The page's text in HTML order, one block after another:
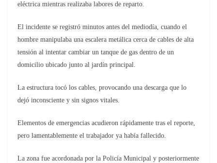
eléctrica mientras realizaba labores de reparto.
El incidente se registró minutos antes del mediodía, cuando el
hombre manipulaba una escalera metálica cerca de cables de alta
tensión al intentar cambiar un tanque de gas dentro de un
domicilio ubicado junto al jardín principal.
La estructura tocó los cables, provocando una descarga que lo
dejó inconsciente y sin signos vitales.
Elementos de emergencias acudieron rápidamente tras el reporte,
pero lamentablemente el trabajador ya había fallecido.
La zona fue acordonada por la Policía Municipal y posteriormente